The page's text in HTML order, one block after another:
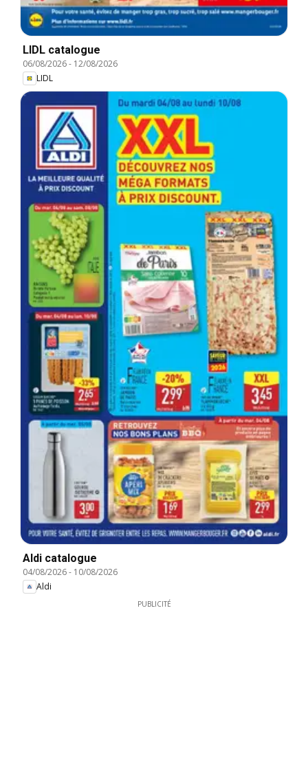
LIDL catalogue
06/08/2026- 12/08/2026
LIDL
Aldi catalogue
04/08/2026- 10/08/2026
Aldi
PUBLICITÉ